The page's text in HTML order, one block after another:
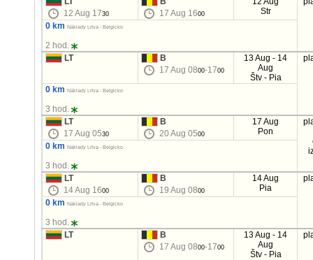
12 Aug 1730
17 Aug 1600
Str
0 km Náklady Litva - Belgicko
2 hod.
LT
B
17 Aug 0800-1700
13 Aug - 14
Aug
Štv - Pia
0 km Náklady Litva - Belgicko
3 hod.
LT
17 Aug 0530
B
20 Aug 0500
17 Aug
Pon
0 km Náklady Litva - Belgicko
3 hod.
LT
14 Aug 1600
B
19 Aug 0800
14 Aug
Pia
0 km Náklady Litva - Belgicko
3 hod.
LT
B
17 Aug 0800-1700
13 Aug - 14
Aug
Štv - Pia